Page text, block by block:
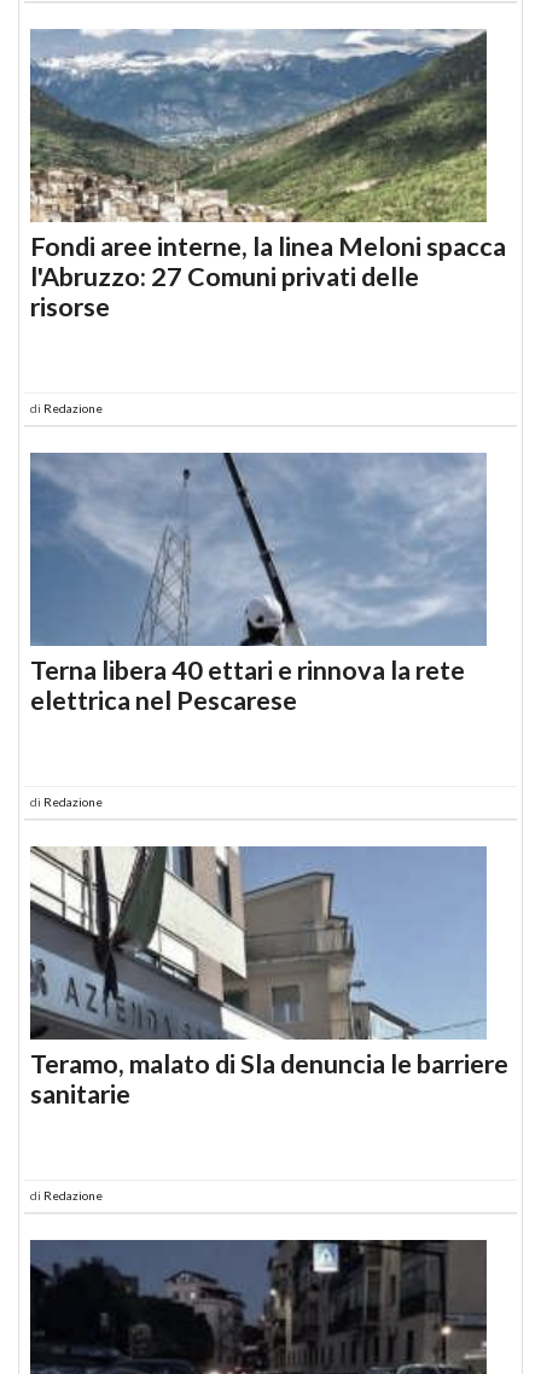
Fondi aree interne, la linea Meloni spacca
l'Abruzzo: 27 Comuni privati delle
risorse
di Redazione
Terna libera 40 ettari e rinnova la rete
elettrica nel Pescarese
di Redazione
Teramo, malato di Sla denuncia le barriere
sanitarie
di Redazione